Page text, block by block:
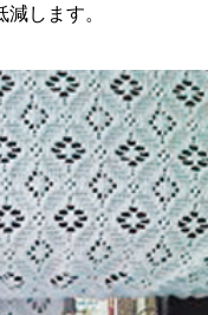
します。